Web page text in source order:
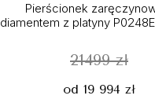
Pierścionek
diamentem z platyny
21499 zł
od 19 994 zł